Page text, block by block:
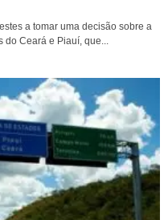
a tomar uma decisão sobre a
Ceará e Piauí, que...